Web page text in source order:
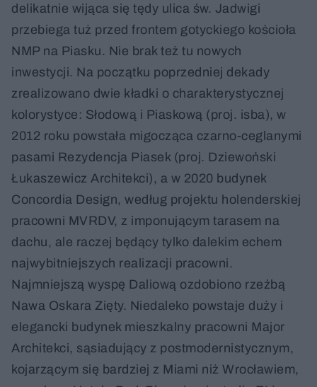
delikatnie wijąca się tędy ulica św. Jadwigi
przebiega tuż przed frontem gotyckiego kościoła
NMP na Piasku. Nie brak też tu nowych
inwestycji. Na początku poprzedniej dekady
zrealizowano dwie kładki o charakterystycznej
kolorystyce: Słodową i Piaskową (proj. isba), w
2012 roku powstała migocząca czarno-ceglanymi
pasami Rezydencja Piasek (proj. Dziewoński
Łukaszewicz Architekci), a w 2020 budynek
Concordia Design, według projektu holenderskiej
pracowni MVRDV, z imponującym tarasem na
dachu, ale raczej będący tylko dalekim echem
najwybitniejszych realizacji pracowni.
Najmniejszą wyspę Daliową ozdobiono rzeźbą
Nawa Oskara Zięty. Niedaleko powstaje duży i
elegancki budynek mieszkalny pracowni Major
Architekci, sąsiadujący z postmodernistycznym,
kojarzącym się bardziej z Miami niż Wrocławiem,